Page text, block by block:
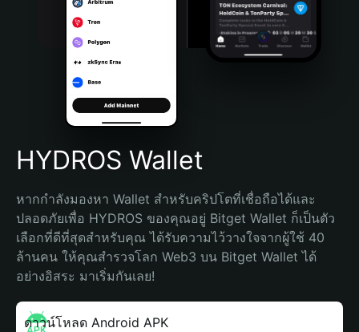
Português (Brasil)
Español (Argentina)
HYDROS Wallet
หากกำลังมองหา Wallet สำหรับคริปโตที่เชื่อถือได้และ
ปลอดภัยเพื่อ HYDROS ของคุณอยู่ Bitget Wallet ก็เป็นตัว
เลือกที่ดีที่สุดสำหรับคุณ ได้รับความไว้วางใจจากผู้ใช้ 40
ล้านคน ให้คุณสำรวจโลก Web3 บน Bitget Wallet ได้
อย่างอิสระ มาเริ่มกันเลย!
ดาวน์โหลด Android APK